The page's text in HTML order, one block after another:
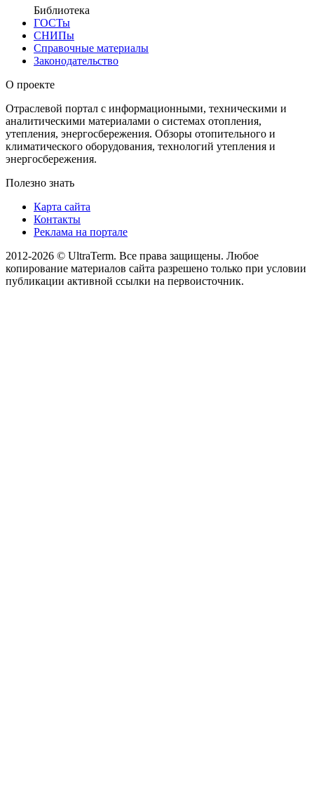
Библиотека
ГОСТы
СНИПы
Справочные материалы
Законодательство
О проекте
Отраслевой портал с информационными, техническими и
аналитическими материалами о системах отопления,
утепления, энергосбережения. Обзоры отопительного и
климатического оборудования, технологий утепления и
энергосбережения.
Полезно знать
Карта сайта
Контакты
Реклама на портале
2012-2026 © UltraTerm. Все права защищены. Любое
копирование материалов сайта разрешено только при условии
публикации активной ссылки на первоисточник.